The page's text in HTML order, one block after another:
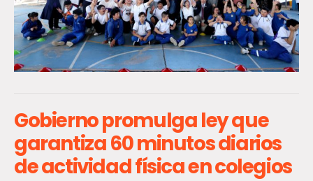
Gobierno promulga ley que
garantiza 60 minutos diarios
de actividad física en colegios